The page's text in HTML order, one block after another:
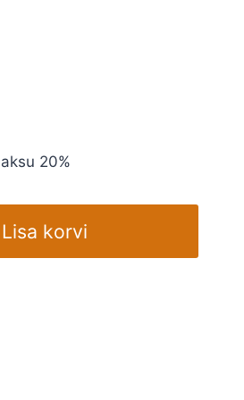
20%
Lisa korvi